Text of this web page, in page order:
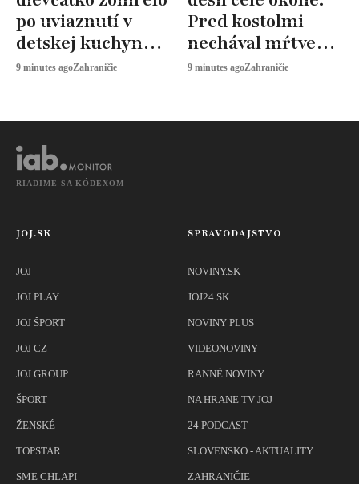
po uviaznutí v
detskej kuchynke.
Vyšetrovanie
9 minutes agoZahraničie
Pred kostolmi
nechával mŕtve
zvieratá
9 minutes agoZahraničie
RIADIME SA KÓDEXOM
JOJ.SK
JOJ
JOJ PLAY
JOJ ŠPORT
JOJ CZ
JOJ GROUP
ŠPORT
ŽENSKÉ
TOPSTAR
SME CHLAPI
SPRAVODAJSTVO
NOVINY.SK
JOJ24.SK
NOVINY PLUS
VIDEONOVINY
RANNÉ NOVINY
NA HRANE TV JOJ
24 PODCAST
SLOVENSKO - AKTUALITY
ZAHRANIČIE